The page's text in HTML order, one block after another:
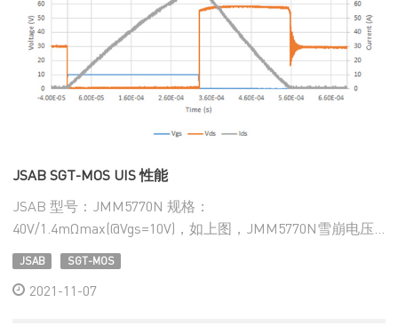
07
2021-11
JSAB SGT-MOS UIS 性能
JSAB 型号：JMM5770N 规格：
40V/1.4mΩmax(@Vgs=10V)，如上图，JMM5770N雪崩电压
可达~60V，并可以安全通过200us以上动态雪崩测试，体现
出很好的雪崩耐量能力，非常适合用于Power tools、SMPS
等应用。
JSAB SGT-MOS